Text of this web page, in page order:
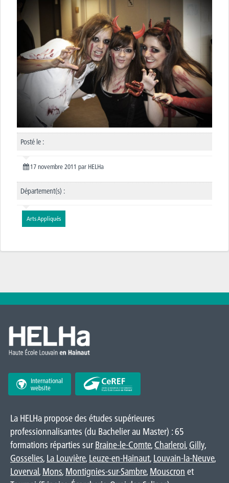
Posté le :
17 novembre 2011 par HELHa
Département(s) :
Arts Appliqués
International
website
La HELHa propose des études supérieures
professionnalisantes (du Bachelier au Master) : 65
formations réparties surBraine-le-Comte, Charleroi, Gilly,
Gosselies, La Louvière, Leuze-en-Hainaut, Louvain-la-Neuve,
Loverval, Mons, Montignies-sur-Sambre, Mouscron et